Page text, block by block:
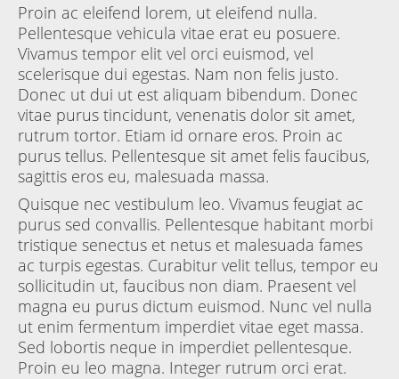
Proin ac eleifend lorem, ut eleifend nulla.
Pellentesque vehicula vitae erat eu posuere.
Vivamus tempor elit vel orci euismod, vel
scelerisque dui egestas. Nam non felis justo.
Donec ut dui ut est aliquam bibendum. Donec
vitae purus tincidunt, venenatis dolor sit amet,
rutrum tortor. Etiam id ornare eros. Proin ac
purus tellus. Pellentesque sit amet felis faucibus,
sagittis eros eu, malesuada massa.
Quisque nec vestibulum leo. Vivamus feugiat ac
purus sed convallis. Pellentesque habitant morbi
tristique senectus et netus et malesuada fames
ac turpis egestas. Curabitur velit tellus, tempor eu
sollicitudin ut, faucibus non diam. Praesent vel
magna eu purus dictum euismod. Nunc vel nulla
ut enim fermentum imperdiet vitae eget massa.
Sed lobortis neque in imperdiet pellentesque.
Proin eu leo magna. Integer rutrum orci erat.